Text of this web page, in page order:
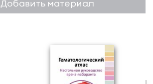
Добавить материал